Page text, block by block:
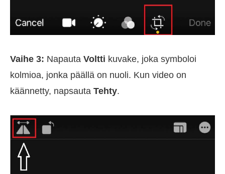
Vaihe 3: Napauta Voltti kuvake, joka symboloi
kolmioa, jonka päällä on nuoli. Kun video on
käännetty, napsauta Tehty.